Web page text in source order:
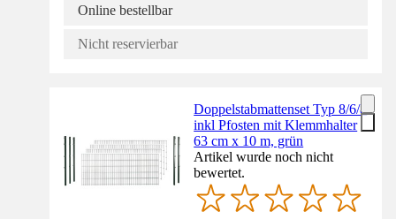
Online bestellbar
Nicht reservierbar
Doppelstabmattenset Typ 8/6/8
inkl Pfosten mit Klemmhalter
63 cm x 10 m, grün
Artikel wurde noch nicht
bewertet.